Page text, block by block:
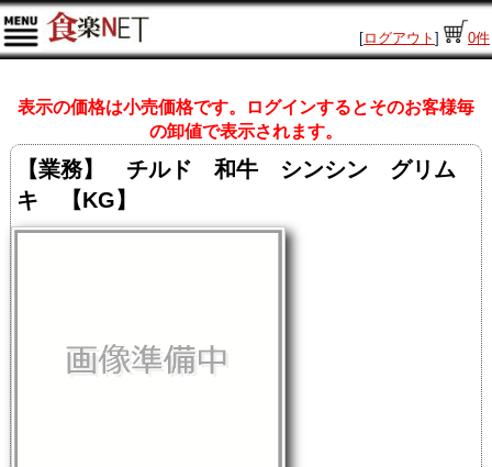
[ログアウト ] 0件
表示の価格は小売価格です。ログインするとそのお客様毎
の卸値で表示されます。
【業務】 チルド 和牛 シンシン グリム
キ 【KG】